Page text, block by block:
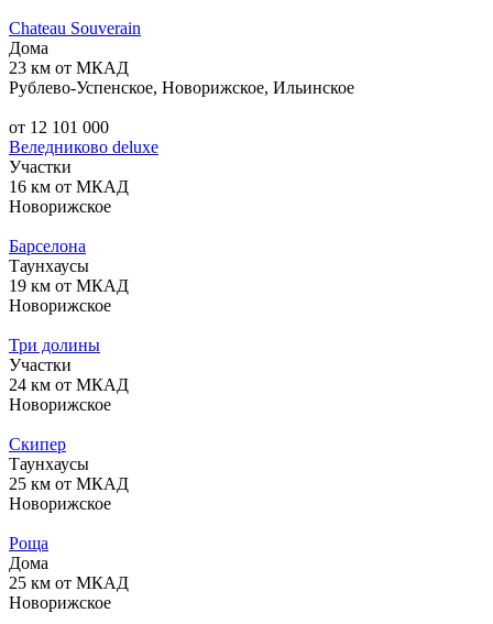
Chateau Souverain
Дома
23 км от МКАД
Рублево-Успенское, Новорижское, Ильинское
от 12 101 000
Веледниково deluxe
Участки
16 км от МКАД
Новорижское
Барселона
Таунхаусы
19 км от МКАД
Новорижское
Три долины
Участки
24 км от МКАД
Новорижское
Скипер
Таунхаусы
25 км от МКАД
Новорижское
Роща
Дома
25 км от МКАД
Новорижское